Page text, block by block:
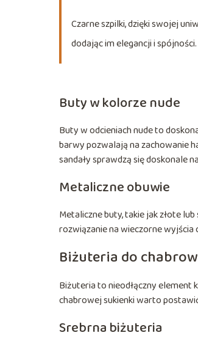
Czarne szpilki, dzięki swojej
dodając im elegancji i spójności.
Buty w kolorze nude
Buty w odcieniach nude to
barwy pozwalają na zachowanie
sandały sprawdzą się doskonale
Metaliczne obuwie
Metaliczne buty, takie jak złote
rozwiązanie na wieczorne wyjścia
Biżuteria do
Biżuteria to nieodłączny element
chabrowej sukienki warto
Srebrna biżuteria